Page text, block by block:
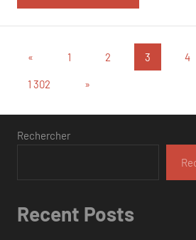
Pagination
des
publications
« Publications
1 2 3 4
1 302
Articles
»
Rechercher
Recent Posts